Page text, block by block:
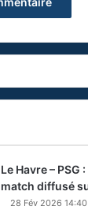
Le Havre – PSG
match diffusé
28 Fév 2026